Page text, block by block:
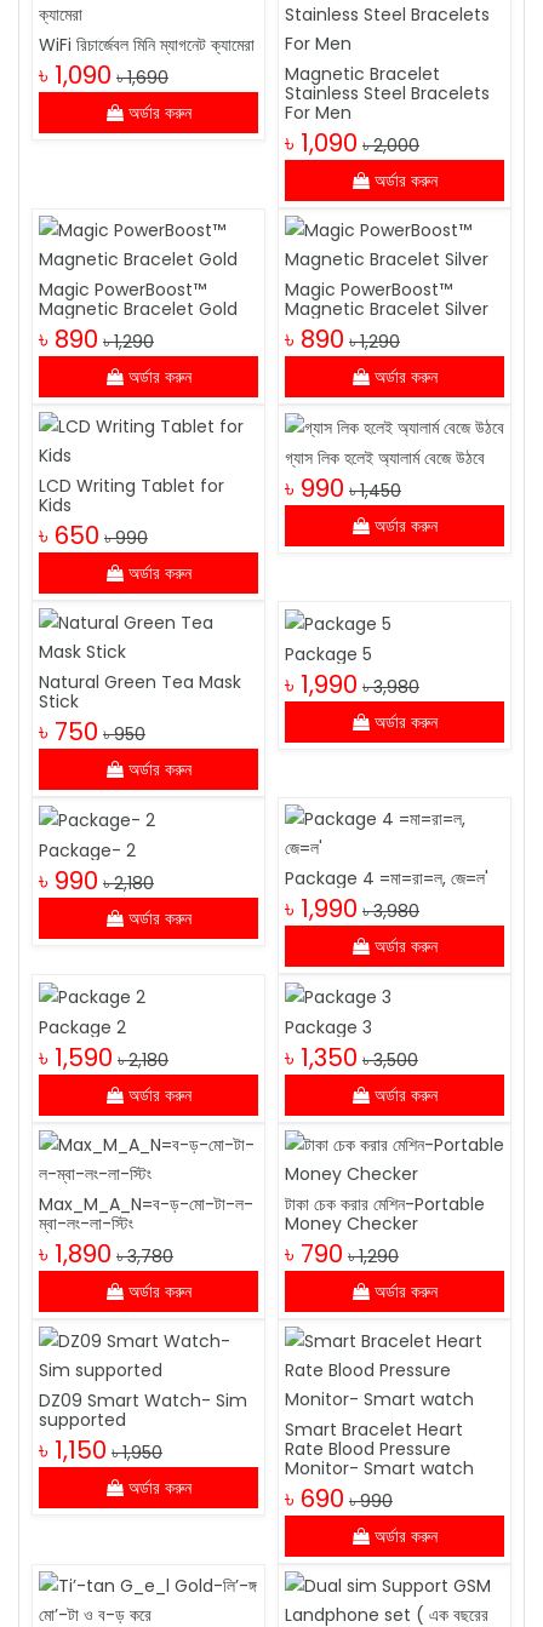
WiFi রিচার্জেবল মিনি ম্যাগনেট ক্যামেরা
৳ 1,090 ৳ 1,690
অর্ডার করুন
Magnetic Bracelet
Stainless Steel Bracelets
For Men
৳ 1,090 ৳ 2,000
অর্ডার করুন
Magic PowerBoost™
Magnetic Bracelet Gold
৳ 890 ৳ 1,290
অর্ডার করুন
Magic PowerBoost™
Magnetic Bracelet Silver
৳ 890 ৳ 1,290
অর্ডার করুন
LCD Writing Tablet for
Kids
৳ 650 ৳ 990
অর্ডার করুন
গ্যাস লিক হলেই অ্যালার্ম বেজে উঠবে
৳ 990 ৳ 1,450
অর্ডার করুন
Natural Green Tea Mask
Stick
৳ 750 ৳ 950
অর্ডার করুন
Package 5
৳ 1,990 ৳ 3,980
অর্ডার করুন
Package- 2
৳ 990 ৳ 2,180
অর্ডার করুন
Package 4 =মা=রা=ল, জে=ল'
৳ 1,990 ৳ 3,980
অর্ডার করুন
Package 2
৳ 1,590 ৳ 2,180
অর্ডার করুন
Package 3
৳ 1,350 ৳ 3,500
অর্ডার করুন
Max_M_A_N=ব-ড়-মো-টা-ল-
ম্বা-লং-লা-স্টিং
৳ 1,890 ৳ 3,780
অর্ডার করুন
টাকা চেক করার মেশিন-Portable
Money Checker
৳ 790 ৳ 1,290
অর্ডার করুন
DZ09 Smart Watch- Sim
supported
৳ 1,150 ৳ 1,950
অর্ডার করুন
Smart Bracelet Heart
Rate Blood Pressure
Monitor- Smart watch
৳ 690 ৳ 990
অর্ডার করুন